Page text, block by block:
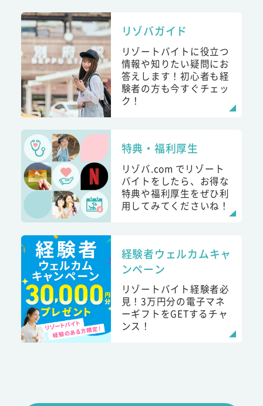
リゾバガイド
リゾートバイトに役立つ
情報や知りたい疑問にお
答えします！初心者も経
験者の方も今すぐチェッ
ク！
特典・福利厚生
リゾバ.com でリゾート
バイトをしたら、お得な
特典や福利厚生をぜひ利
用してみてくださいね！
経験者ウェルカムキャ
ンペーン
リゾートバイト経験者必
見！3万円分の電子マネ
ーギフトをGETするチャ
ンス！